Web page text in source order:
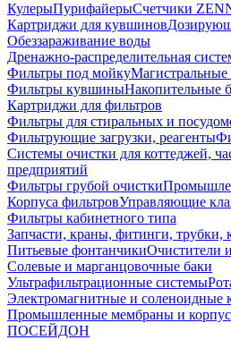
КулерыПурифайерыСчетчики
Картриджи для кувшинов
Обеззараживание воды
Дренажно-распределительная
Фильтры под мойку
Фильтры кувшиныНакопительные
Картриджи для фильтров
Фильтры для стиральных и
Фильтрующие загрузки, реагенты
Системы очистки для коттеджей,
предприятий
Фильтры грубой очистки
Корпуса фильтровУправляющие
Фильтры кабинетного типа
Запчасти, краны, фитинги,
Питьевые фонтанчикиОчистители
Солевые и марганцовочные баки
Ультрафильтрационные системы
Электромагнитные и соленоидные
Промышленные мембраны и
ПОСЕЙДОН